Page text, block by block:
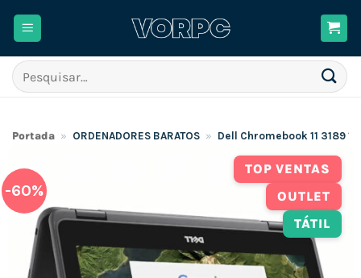
Pesquisar
por:
Portada » ORDENADORES BARATOS » Dell Chromebook 11 3189
TOP VENTAS
OUTLET
TÁTIL
-60%